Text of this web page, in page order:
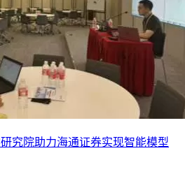
究院助力海通证券实现智能模型